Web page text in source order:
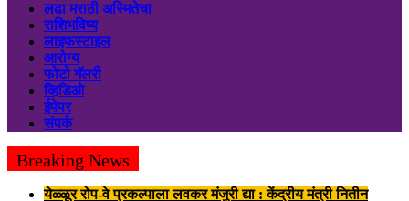
लढा मराठी अस्मितेचा
राशिभविष्य
लाइफस्टाइल
आरोग्य
फोटो गॅलरी
व्हिडिओ
ईपेपर
संपर्क
Breaking News
येळ्ळूर रोप-वे प्रकल्पाला लवकर मंजुरी द्या : केंद्रीय मंत्री नितीन